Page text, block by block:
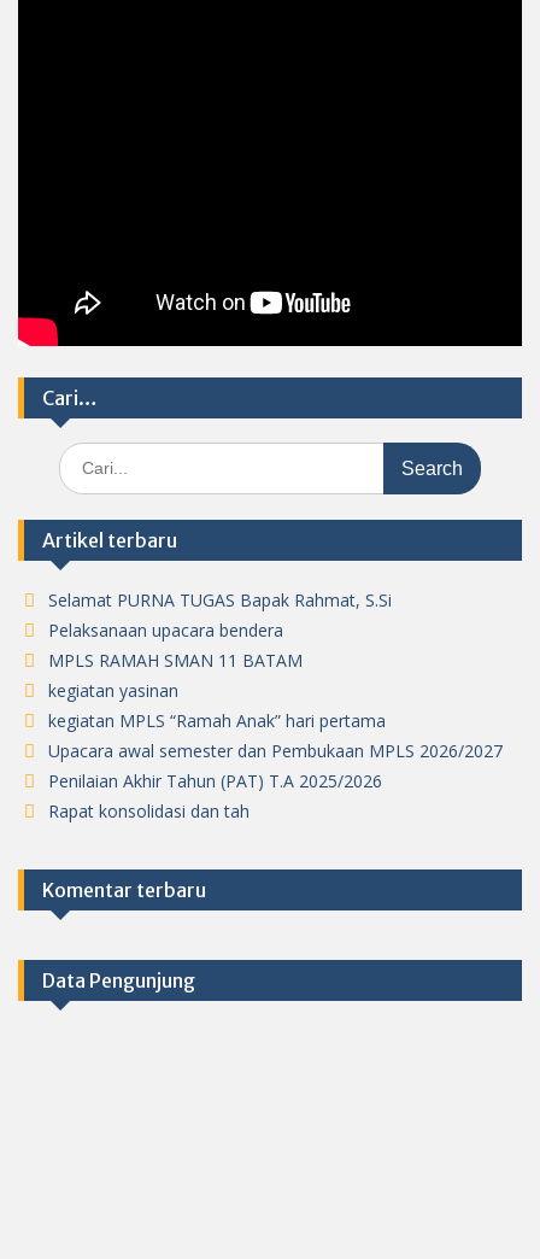
Cari…
Search
for:
Artikel terbaru
Selamat PURNA TUGAS Bapak Rahmat, S.Si
Pelaksanaan upacara bendera
MPLS RAMAH SMAN 11 BATAM
kegiatan yasinan
kegiatan MPLS “Ramah Anak” hari pertama
Upacara awal semester dan Pembukaan MPLS 2026/2027
Penilaian Akhir Tahun (PAT) T.A 2025/2026
Rapat konsolidasi dan tah
Komentar terbaru
Data Pengunjung